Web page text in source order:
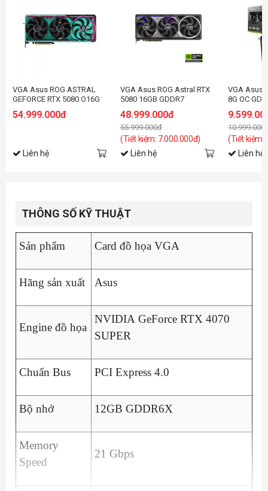
VGA Asus ROG ASTRAL
GEFORCE RTX 5080 O16G
54.999.000đ
Liên hệ
VGA Asus ROG Astral RTX
5080 16GB GDDR7
48.999.000đ
55.999.000đ
(Tiết kiệm: 7.000.000đ)
Liên hệ
VGA Asus
8G OC
(Tiết kiệm:
Liên hệ
THÔNG SỐ KỸ THUẬT
Sản phẩm Card đồ họa VGA
Hãng sản xuất Asus
Engine đồ họa
NVIDIA GeForce RTX 4070
SUPER
Chuẩn Bus PCI Express 4.0
Bộ nhớ 12GB GDDR6X
Memory
Speed
21 Gbps